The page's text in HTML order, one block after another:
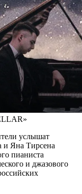
услышат
и Яна Тирсена
пианиста
и джазового